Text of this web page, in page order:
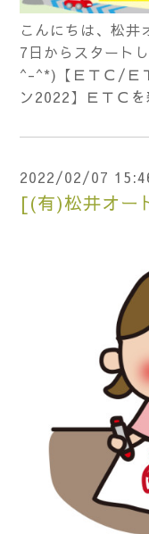
こんにちは、松
7日からスタート
^-^*)【ＥＴＣ/Ｅ
ン2022】ＥＴＣ
2022/02/07
[(有)松井オー